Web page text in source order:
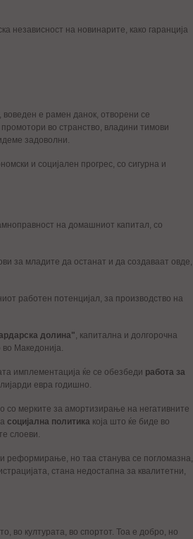
независност на новинарите, како гаранција
е рамен данок, отворени се
во странство, владини тимови
задоволни.
и социјален прогрес, со сигурна и
на домашниот капитал, со
за младите да останат и да создаваат овде,
работен потенцијал, за производство на
долина", капитална и долгорочна
во Македонија.
имплементација ќе се обезбеди работа за
евра годишно.
со мерките за амортизирање на негативните
социјална политика која што ќе биде во
слоеви.
реформирање, но таа станува се погломазна,
стана недостапна за квалитетни,
во културата, во спортот. Тоа е добро, но